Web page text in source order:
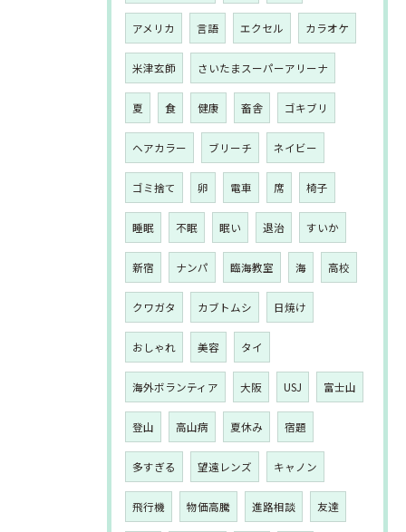
アメリカ 言語 エクセル カラオケ
米津玄師 さいたまスーパーアリーナ
夏 食 健康 畜舎 ゴキブリ
ヘアカラー ブリーチ ネイビー
ゴミ捨て 卵 電車 席 椅子
睡眠 不眠 眠い 退治 すいか
新宿 ナンパ 臨海教室 海 高校
クワガタ カブトムシ 日焼け
おしゃれ 美容 タイ
海外ボランティア 大阪 USJ 富士山
登山 高山病 夏休み 宿題
多すぎる 望遠レンズ キャノン
飛行機 物価高騰 進路相談 友達